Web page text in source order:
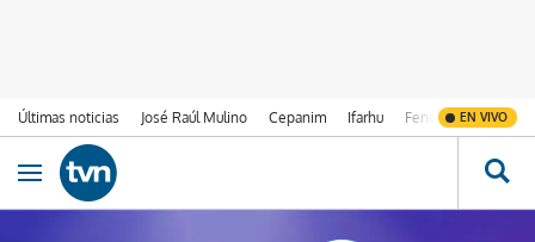
Últimas noticias José Raúl Mulino Cepanim Ifarhu Fenómeno de El
EN VIVO
Ir al contenido
Obrir navegació